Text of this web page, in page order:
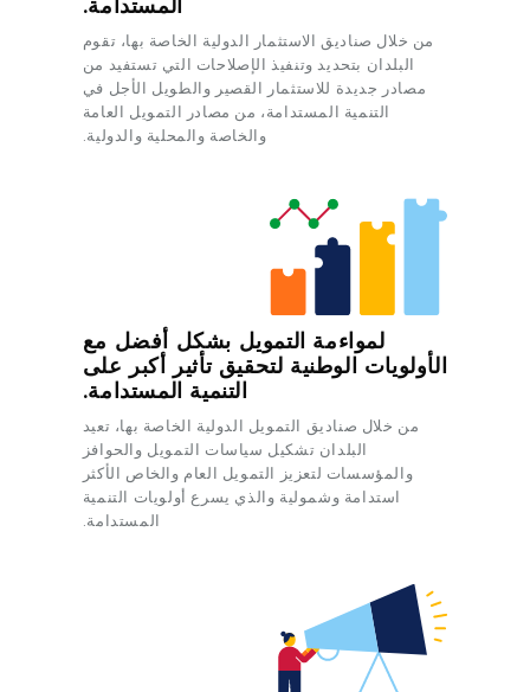
من خلال صناديق الاستثمار الدولية الخاصة بها، تقوم
البلدان بتحديد وتنفيذ الإصلاحات التي تستفيد من
مصادر جديدة للاستثمار القصير والطويل الأجل في
التنمية المستدامة، من مصادر التمويل العامة
والخاصة والمحلية والدولية.
لمواءمة التمويل بشكل أفضل مع
الأولويات الوطنية لتحقيق تأثير أكبر على
التنمية المستدامة.
من خلال صناديق التمويل الدولية الخاصة بها، تعيد
البلدان تشكيل سياسات التمويل والحوافز
والمؤسسات لتعزيز التمويل العام والخاص الأكثر
استدامة وشمولية والذي يسرع أولويات التنمية
المستدامة.